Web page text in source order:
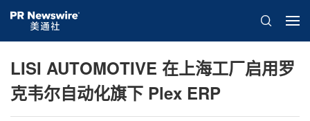
LISI AUTOMOTIVE 在上海工厂启用罗
克韦尔自动化旗下 Plex ERP